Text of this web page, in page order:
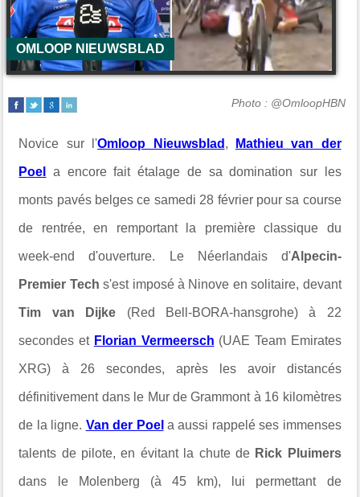
OMLOOP NIEUWSBLAD
Photo : @OmloopHBN
Novice sur l'Omloop Nieuwsblad , Mathieu van der
Poel a encore fait étalage de sa domination sur les
monts pavés belges ce samedi 28 février pour sa course
de rentrée, en remportant la première classique du
week-end d'ouverture. Le Néerlandais d'Alpecin-
Premier Tech s'est imposé à Ninove en solitaire, devant
Tim van Dijke (Red Bell-BORA-hansgrohe) à 22
secondes et Florian Vermeersch (UAE Team Emirates
XRG) à 26 secondes, après les avoir distancés
définitivement dans le Mur de Grammont à 16 kilomètres
de la ligne. Van der Poel a aussi rappelé ses immenses
talents de pilote, en évitant la chute de Rick Pluimers
dans le Molenberg (à 45 km), lui permettant de